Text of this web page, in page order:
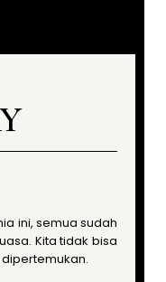
ini, semua sudah
Kita tidak bisa